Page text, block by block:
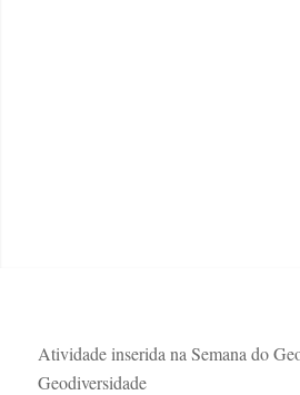
Atividade inserida na Semana do
Geodiversidade